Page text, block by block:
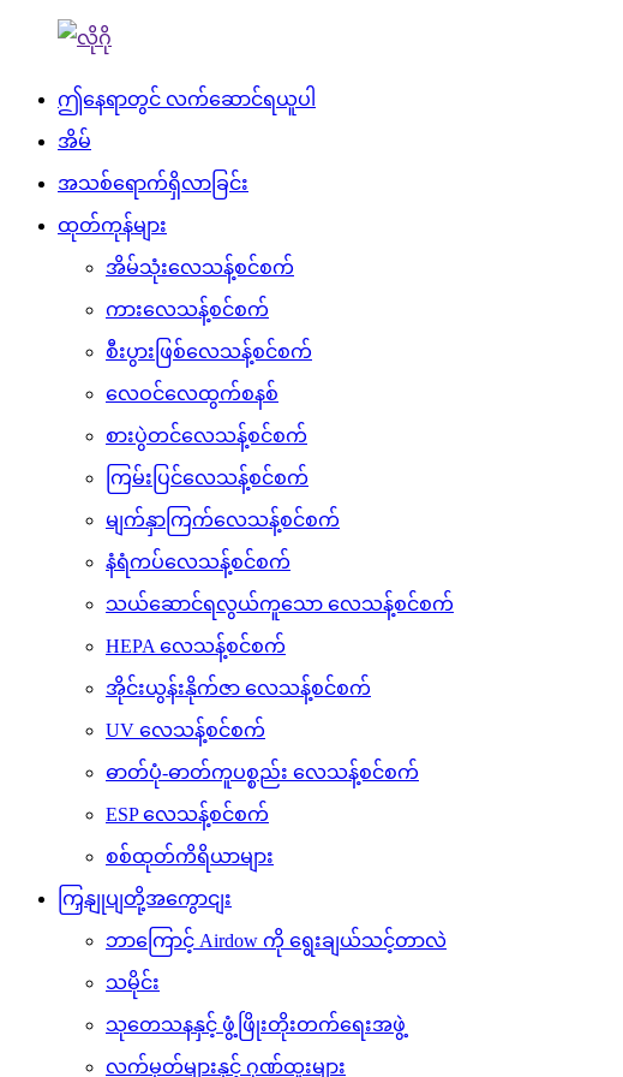
ဤနေရာတွင် လက်ဆောင်ရယူပါ
အိမ်
အသစ်ရောက်ရှိလာခြင်း
ထုတ်ကုန်များ
အိမ်သုံးလေသန့်စင်စက်
ကားလေသန့်စင်စက်
စီးပွားဖြစ်လေသန့်စင်စက်
လေဝင်လေထွက်စနစ်
စားပွဲတင်လေသန့်စင်စက်
ကြမ်းပြင်လေသန့်စင်စက်
မျက်နှာကြက်လေသန့်စင်စက်
နံရံကပ်လေသန့်စင်စက်
သယ်ဆောင်ရလွယ်ကူသော လေသန့်စင်စက်
HEPA လေသန့်စင်စက်
အိုင်းယွန်းနိုက်ဇာ လေသန့်စင်စက်
UV လေသန့်စင်စက်
ဓာတ်ပုံ-ဓာတ်ကူပစ္စည်း လေသန့်စင်စက်
ESP လေသန့်စင်စက်
စစ်ထုတ်ကိရိယာများ
ကြှနျုပျတို့အကွောငျး
ဘာကြောင့် Airdow ကို ရွေးချယ်သင့်တာလဲ
သမိုင်း
သုတေသနနှင့် ဖွံ့ဖြိုးတိုးတက်ရေးအဖွဲ့
လက်မှတ်များနှင့် ဂုဏ်ထူးများ